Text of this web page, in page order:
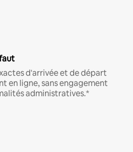
d'arrivée et de départ
en ligne, sans engagement
administratives.*